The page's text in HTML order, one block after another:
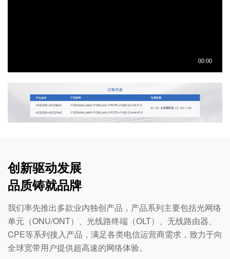
创新驱动发展
品质铸就品牌
我们率先推出多款业内独创产品，产品系列主要包括光网络
单元（ONU/ONT）、光线路终端（OLT）、无线路由器、
CPE等系列接入产品，满足各类电信运营商需求，致力于向
全球宽带用户提供超高速的网络体验。